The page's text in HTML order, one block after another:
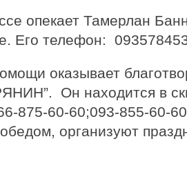
опекает Тамерлан
Его телефон:
оказывает
Он находится в
875-60-60;093-855-60-
организуют